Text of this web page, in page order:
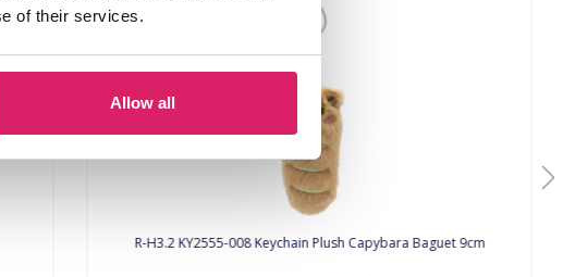
of their services.
Allow all
R-H3.2 KY2555-008 Keychain Plush Capybara Baguet 9cm